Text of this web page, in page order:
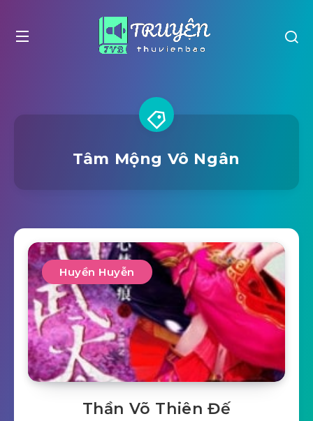
Tâm Mộng Vô Ngân
Huyền Huyễn
Thần Võ Thiên Đế